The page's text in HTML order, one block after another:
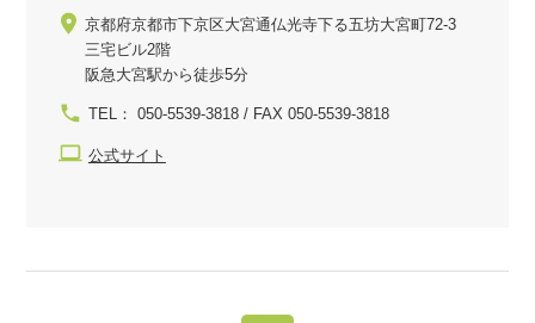
京都府京都市下京区大宮通仏光寺下る五坊大宮町72-3
三宅ビル2階
阪急大宮駅から徒歩5分
TEL： 050-5539-3818 / FAX 050-5539-3818
公式サイト